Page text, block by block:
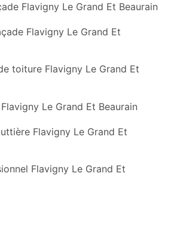
Flavigny Le Grand Et Beaurain
Flavigny Le Grand Et
toiture Flavigny Le Grand Et
Le Grand Et Beaurain
Flavigny Le Grand Et
Flavigny Le Grand Et